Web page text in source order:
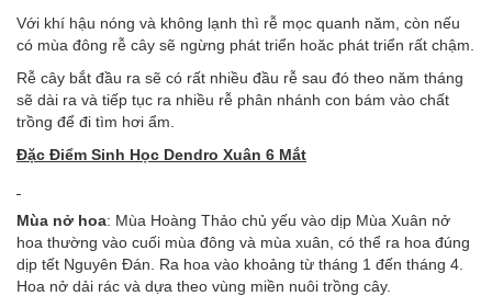
Với khí hậu nóng và không lạnh thì rễ mọc quanh năm, còn nếu
có mùa đông rễ cây sẽ ngừng phát triển hoăc phát triển rất chậm.
Rễ cây bắt đầu ra sẽ có rất nhiều đầu rễ sau đó theo năm tháng
sẽ dài ra và tiếp tục ra nhiều rễ phân nhánh con bám vào chất
trồng để đi tìm hơi ẩm.
Đặc Điểm Sinh Học Dendro Xuân 6 Mắt
Mùa nở hoa: Mùa Hoàng Thảo chủ yếu vào dịp Mùa Xuân nở
hoa thường vào cuối mùa đông và mùa xuân, có thể ra hoa đúng
dịp tết Nguyên Đán. Ra hoa vào khoảng từ tháng 1 đến tháng 4.
Hoa nở dải rác và dựa theo vùng miền nuôi trồng cây.